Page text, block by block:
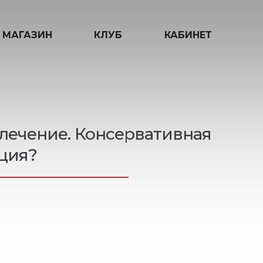
МАГАЗИН КЛУБ КАБИНЕТ
Консервативная